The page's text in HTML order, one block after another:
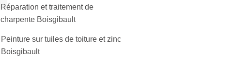
Réparation et traitement de
charpente Boisgibault
Peinture sur tuiles de toiture et zinc
Boisgibault